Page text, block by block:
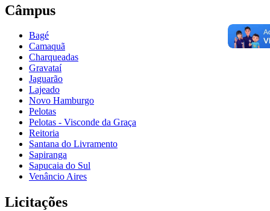
Câmpus
Bagé
Camaquã
Charqueadas
Gravataí
Jaguarão
Lajeado
Novo Hamburgo
Pelotas
Pelotas - Visconde da Graça
Reitoria
Santana do Livramento
Sapiranga
Sapucaia do Sul
Venâncio Aires
Licitações